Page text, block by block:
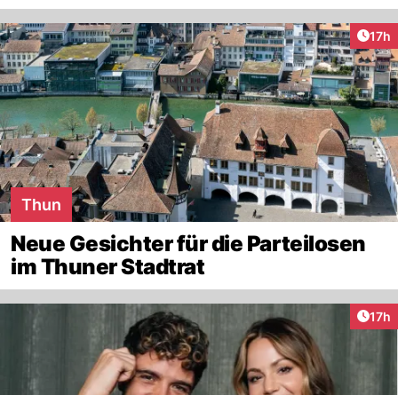
17h
Thun
Neue Gesichter für die Parteilosen
im Thuner Stadtrat
17h